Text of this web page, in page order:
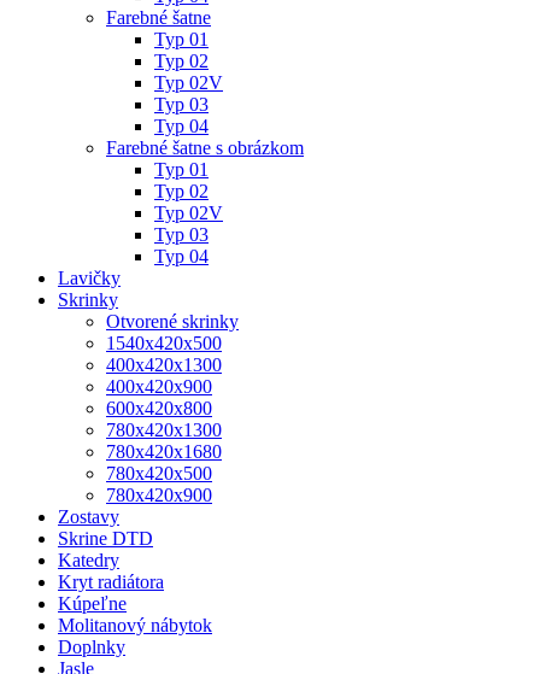
Farebné šatne
Typ 01
Typ 02
Typ 02V
Typ 03
Typ 04
Farebné šatne s obrázkom
Typ 01
Typ 02
Typ 02V
Typ 03
Typ 04
Lavičky
Skrinky
Otvorené skrinky
1540x420x500
400x420x1300
400x420x900
600x420x800
780x420x1300
780x420x1680
780x420x500
780x420x900
Zostavy
Skrine DTD
Katedry
Kryt radiátora
Kúpeľne
Molitanový nábytok
Doplnky
Jasle